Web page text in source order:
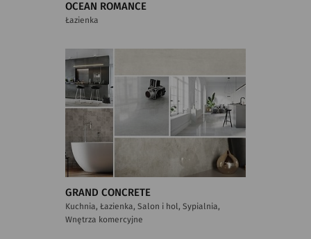
OCEAN ROMANCE
Łazienka
GRAND CONCRETE
Kuchnia, Łazienka, Salon i hol, Sypialnia,
Wnętrza komercyjne